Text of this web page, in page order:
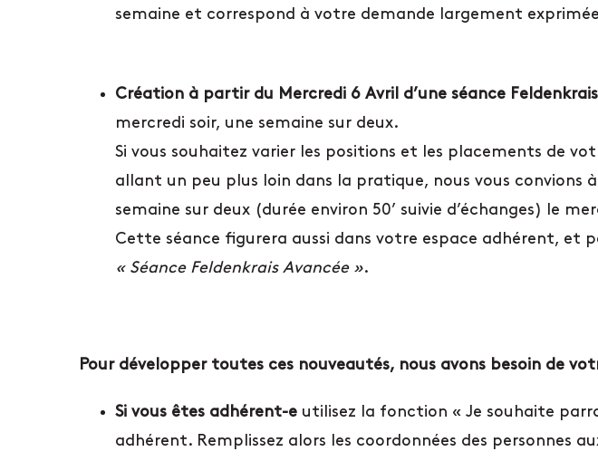
semaine et correspond à votre demande largement
Création à partir du Mercredi 6 Avril d’une séance
mercredi soir, une semaine sur deux.
Si vous souhaitez varier les positions et les placements de
allant un peu plus loin dans la pratique, nous vous convions
semaine sur deux (durée environ 50’ suivie d’échanges) le
Cette séance figurera aussi dans votre espace adhérent, et
« Séance Feldenkrais Avancée ».
Pour développer toutes ces nouveautés, nous avons besoin de
Si vous êtes adhérent-eutilisez la fonction « Je souhaite
adhérent. Remplissez alors les coordonnées des personnes